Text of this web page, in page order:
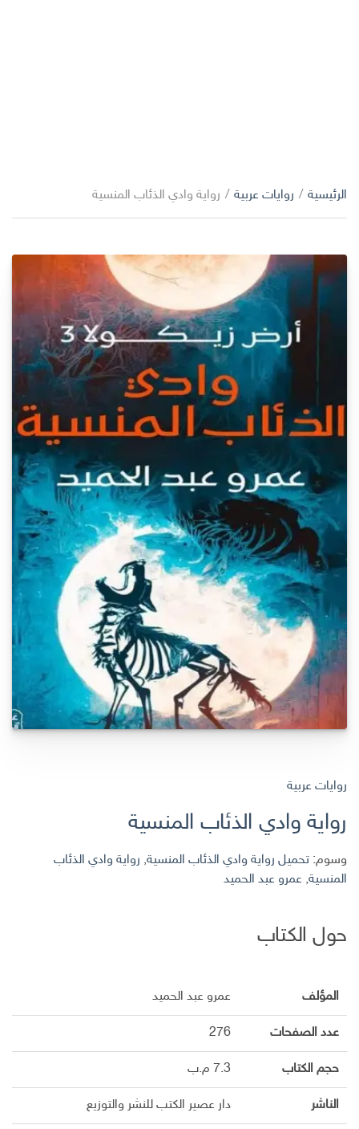
الرئيسية / روايات عربية / رواية وادي الذئاب المنسية
روايات عربية
رواية وادي الذئاب المنسية
وسوم: تحميل رواية وادي الذئاب المنسية, رواية وادي الذئاب
المنسية, عمرو عبد الحميد
حول الكتاب
المؤلف عمرو عبد الحميد
عدد الصفحات 276
حجم الكتاب 7.3 م.ب
الناشر دار عصير الكتب للنشر والتوزيع